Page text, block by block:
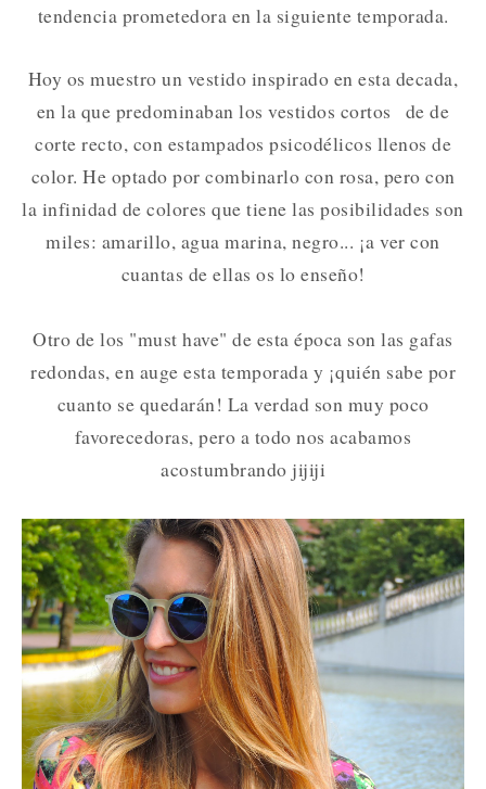
tendencia prometedora en la siguiente temporada.
Hoy os muestro un vestido inspirado en esta decada,
en la que predominaban los vestidos cortos
de de
corte recto, con estampados psicodélicos llenos de
color. He optado por combinarlo con rosa, pero con
la infinidad de colores que tiene las posibilidades son
miles: amarillo, agua marina, negro... ¡a ver con
cuantas de ellas os lo enseño!
Otro de los "must have" de esta época son las gafas
redondas, en auge esta temporada y ¡quién sabe por
cuanto se quedarán! La verdad son muy poco
favorecedoras, pero a todo nos acabamos
acostumbrando jijiji